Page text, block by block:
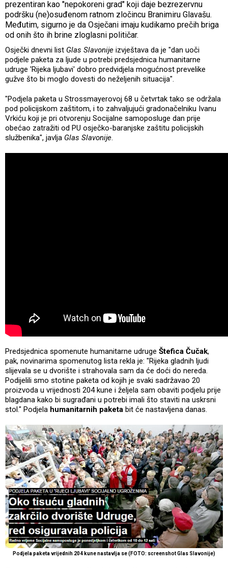
prezentiran kao "nepokoreni grad" koji daje bezrezervnu
podršku (ne)osuđenom ratnom zločincu Branimiru Glavašu.
Međutim, sigurno je da Osječani imaju kudikamo prečih briga
od onih što ih brine zloglasni političar.
Osječki dnevni list Glas Slavonije izvještava da je "dan uoči
podjele paketa za ljude u potrebi predsjednica humanitarne
udruge 'Rijeka ljubavi' dobro predvidjela mogućnost prevelike
gužve što bi moglo dovesti do neželjenih situacija".
"Podjela paketa u Strossmayerovoj 68 u četvrtak tako se održala
pod policijskom zaštitom, i to zahvaljujući gradonačelniku Ivanu
Vrkiću koji je pri otvorenju Socijalne samoposluge dan prije
obećao zatražiti od PU osječko-baranjske zaštitu policijskih
službenika", javlja Glas Slavonije.
Predsjednica spomenute humanitarne udruge Štefica Čučak,
pak, novinarima spomenutog lista rekla je: "Rijeka gladnih ljudi
slijevala se u dvorište i strahovala sam da će doći do nereda.
Podijelili smo stotine paketa od kojih je svaki sadržavao 20
proizvoda u vrijednosti 204 kune i željela sam obaviti podjelu prije
blagdana kako bi sugrađani u potrebi imali što staviti na uskrsni
stol." Podjela humanitarnih paketa bit će nastavljena danas.
Podjela paketa vrijednih 204 kune nastavlja se (FOTO: screenshot Glas Slavonije)